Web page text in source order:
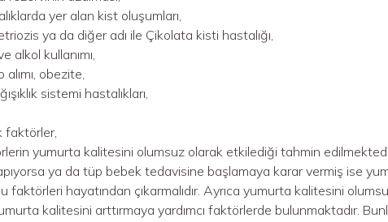
yer alan kist oluşumları,
ya da diğer adı ile Çikolata kisti hastalığı,
alkol kullanımı,
alımı, obezite,
sistemi hastalıkları,
faktörler,
yumurta kalitesini olumsuz olarak etkilediği tahmin
ya da tüp bebek tedavisine başlamaya karar vermiş ise
faktörleri hayatından çıkarmalıdır. Ayrıca yumurta kalitesini
kalitesini arttırmaya yardımcı faktörlerde bulunmaktadır.